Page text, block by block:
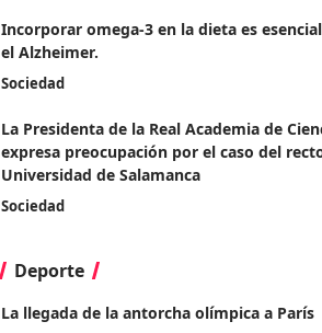
Incorporar omega-3 en la dieta es
el Alzheimer.
Sociedad
La Presidenta de la Real Academia de
expresa preocupación por el caso del
Universidad de Salamanca
Sociedad
Deporte
La llegada de la antorcha olímpica a París